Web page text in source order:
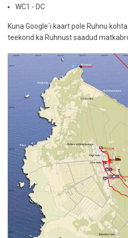
WC1 - DC
Kuna Google´i kaart pole Ruhnu
teekond ka Ruhnust saadud